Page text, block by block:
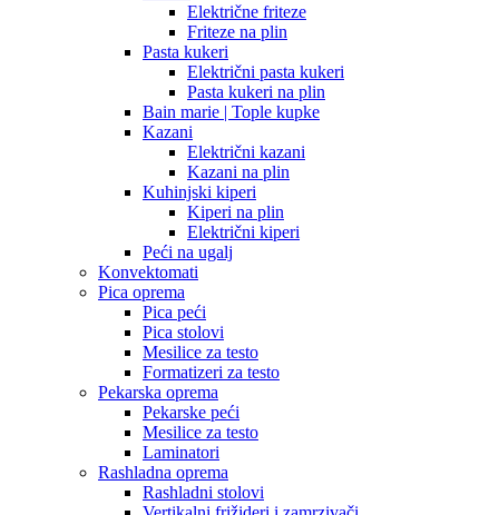
Električne friteze
Friteze na plin
Pasta kukeri
Električni pasta kukeri
Pasta kukeri na plin
Bain marie | Tople kupke
Kazani
Električni kazani
Kazani na plin
Kuhinjski kiperi
Kiperi na plin
Električni kiperi
Peći na ugalj
Konvektomati
Pica oprema
Pica peći
Pica stolovi
Mesilice za testo
Formatizeri za testo
Pekarska oprema
Pekarske peći
Mesilice za testo
Laminatori
Rashladna oprema
Rashladni stolovi